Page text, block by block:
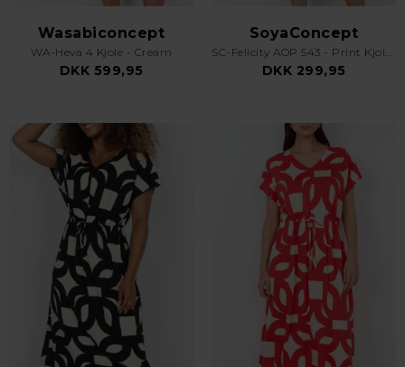
Wasabiconcept
WA-Heva 4 Kjole - Cream
DKK 599,95
SoyaConcept
SC-Felicity AOP 543 - Print Kjole - Brun
DKK 299,95